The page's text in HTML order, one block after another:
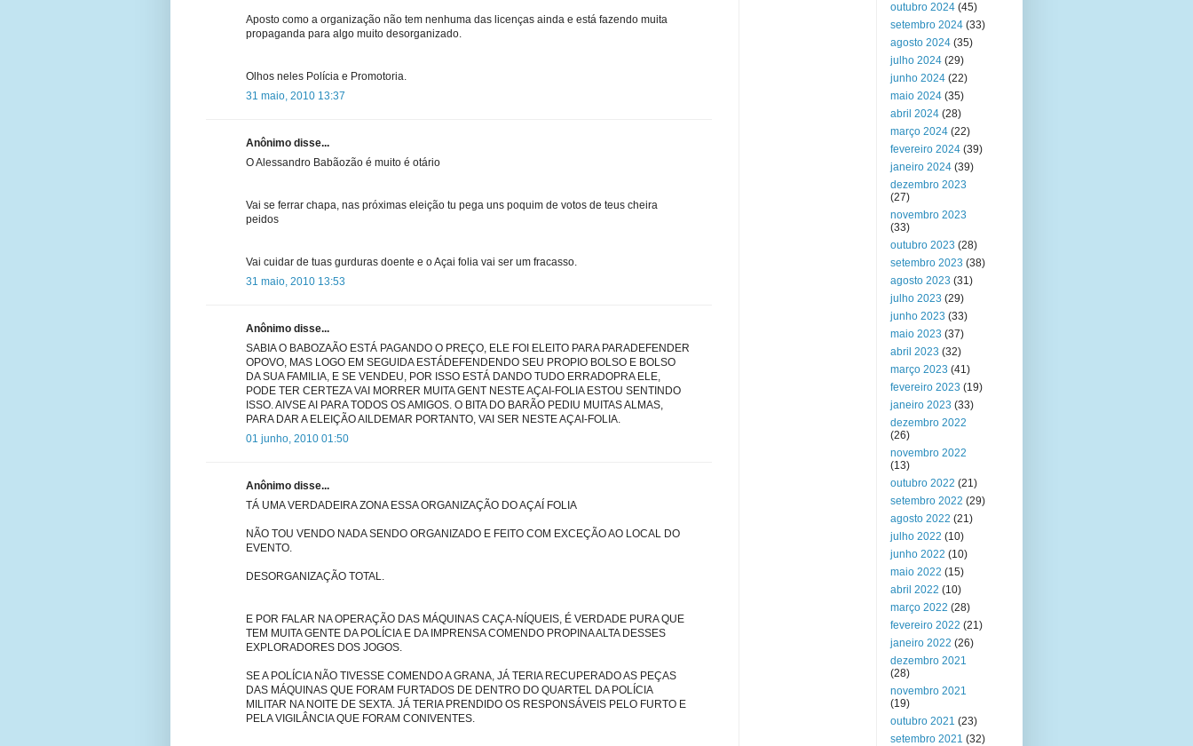
Aposto como a organização não tem nenhuma das licenças ainda e está fazendo muita
propaganda para algo muito desorganizado.
Olhos neles Polícia e Promotoria.
31 maio, 2010 13:37
Anônimo disse...
O Alessandro Babãozão é muito é otário
Vai se ferrar chapa, nas próximas eleição tu pega uns poquim de votos de teus cheira
peidos
Vai cuidar de tuas gurduras doente e o Açai folia vai ser um fracasso.
31 maio, 2010 13:53
Anônimo disse...
SABIA O BABOZAÃO ESTÁ PAGANDO O PREÇO, ELE FOI ELEITO PARA PARADEFENDER
OPOVO, MAS LOGO EM SEGUIDA ESTÁDEFENDENDO SEU PROPIO BOLSO E BOLSO
DA SUA FAMILIA, E SE VENDEU, POR ISSO ESTÁ DANDO TUDO ERRADOPRA ELE,
PODE TER CERTEZA VAI MORRER MUITA GENT NESTE AÇAI-FOLIA ESTOU SENTINDO
ISSO. AIVSE AI PARA TODOS OS AMIGOS. O BITA DO BARÃO PEDIU MUITAS ALMAS,
PARA DAR A ELEIÇÃO AILDEMAR PORTANTO, VAI SER NESTE AÇAI-FOLIA.
01 junho, 2010 01:50
Anônimo disse...
TÁ UMA VERDADEIRA ZONA ESSA ORGANIZAÇÃO DO AÇAÍ FOLIA
NÃO TOU VENDO NADA SENDO ORGANIZADO E FEITO COM EXCEÇÃO AO LOCAL DO
EVENTO.
DESORGANIZAÇÃO TOTAL.
E POR FALAR NA OPERAÇÃO DAS MÁQUINAS CAÇA-NÍQUEIS, É VERDADE PURA QUE
TEM MUITA GENTE DA POLÍCIA E DA IMPRENSA COMENDO PROPINA ALTA DESSES
EXPLORADORES DOS JOGOS.
SE A POLÍCIA NÃO TIVESSE COMENDO A GRANA, JÁ TERIA RECUPERADO AS PEÇAS
DAS MÁQUINAS QUE FORAM FURTADOS DE DENTRO DO QUARTEL DA POLÍCIA
MILITAR NA NOITE DE SEXTA. JÁ TERIA PRENDIDO OS RESPONSÁVEIS PELO FURTO E
PELA VIGILÂNCIA QUE FORAM CONIVENTES.
outubro 2024 (45)
setembro 2024 (33)
agosto 2024 (35)
julho 2024 (29)
junho 2024 (22)
maio 2024 (35)
abril 2024 (28)
março 2024 (22)
fevereiro 2024 (39)
janeiro 2024 (39)
dezembro 2023
(27)
novembro 2023
(33)
outubro 2023 (28)
setembro 2023 (38)
agosto 2023 (31)
julho 2023 (29)
junho 2023 (33)
maio 2023 (37)
abril 2023 (32)
março 2023 (41)
fevereiro 2023 (19)
janeiro 2023 (33)
dezembro 2022
(26)
novembro 2022
(13)
outubro 2022 (21)
setembro 2022 (29)
agosto 2022 (21)
julho 2022 (10)
junho 2022 (10)
maio 2022 (15)
abril 2022 (10)
março 2022 (28)
fevereiro 2022 (21)
janeiro 2022 (26)
dezembro 2021
(28)
novembro 2021
(19)
outubro 2021 (23)
setembro 2021 (32)